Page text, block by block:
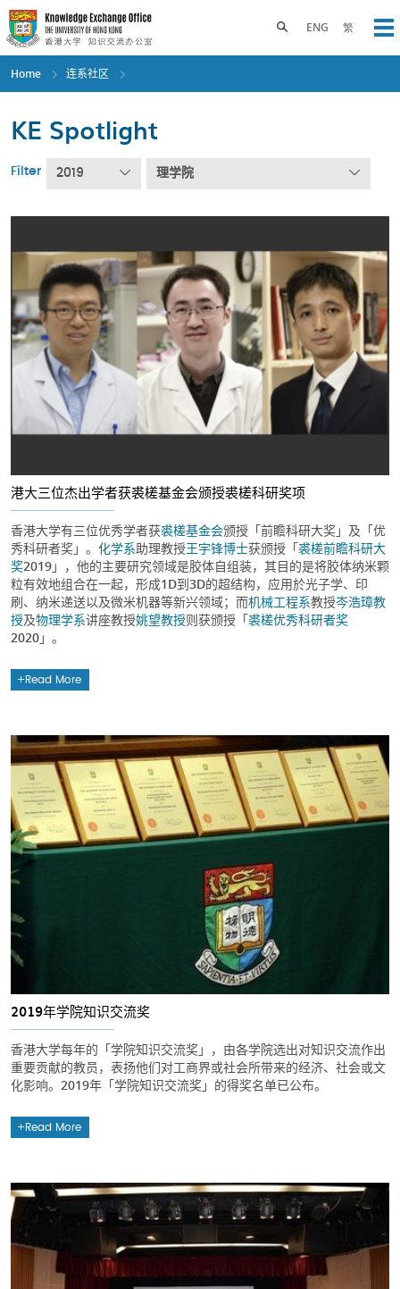
Skip
to
main
content
ENG 繁
Toggle search panel
Home 连系社区
KE Spotlight
Filter 2019 理学院
港大三位杰出学者获裘槎基金会颁授裘槎科研奖项
香港大学有三位优秀学者获裘槎基金会颁授「前瞻科研大奖」及「优
秀科研者奖」。 化学系助理教授王宇锋博士获颁授「裘槎前瞻科研大
奖2019」，他的主要研究领域是胶体自组装，其目的是将胶体纳米颗
粒有效地组合在一起，形成1D到3D的超结构，应用於光子学、印
刷、纳米递送以及微米机器等新兴领域；而机械工程系教授岑浩璋教
授及物理学系讲座教授姚望教授则获颁授「裘槎优秀科研者奖
2020」。
Read More
2019年学院知识交流奖
香港大学每年的「学院知识交流奖」，由各学院选出对知识交流作出
重要贡献的教员，表扬他们对工商界或社会所带来的经济、社会或文
化影响。2019年「学院知识交流奖」的得奖名单已公布。
Read More